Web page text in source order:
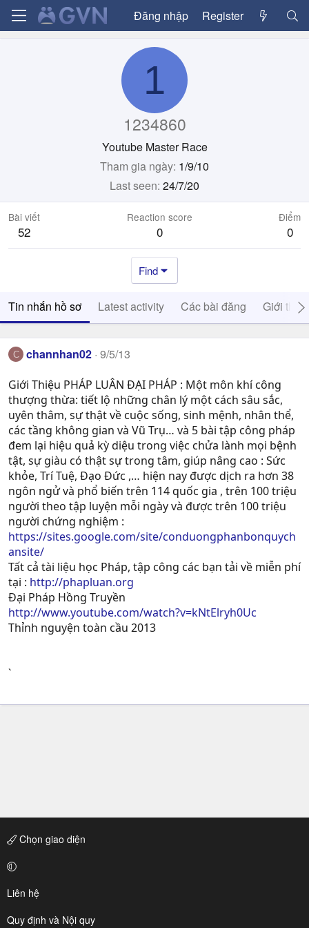
Đăng nhập Register
1
1234860
Youtube Master Race
Tham gia ngày 1/9/10
Last seen 24/7/20
Bài viết
52
Reaction score
0
Điểm
0
Find
Tin nhắn hồ sơ Latest activity Các bài đăng Giới thiệu
C channhan02 9/5/13
Giới Thiệu PHÁP LUÂN ĐẠI PHÁP : Một môn khí công
thượng thừa: tiết lộ những chân lý một cách sâu sắc,
uyên thâm, sự thật về cuộc sống, sinh mệnh, nhân thể,
các tầng không gian và Vũ Trụ… và 5 bài tập công pháp
đem lại hiệu quả kỳ diệu trong việc chửa lành mọi bệnh
tật, sự giàu có thật sự trong tâm, giúp nâng cao : Sức
khỏe, Trí Tuệ, Ðạo Ðức ,… hiện nay được dịch ra hơn 38
ngôn ngử và phổ biến trên 114 quốc gia , trên 100 triệu
người theo tập luyện mỗi ngày và được trên 100 triệu
người chứng nghiệm :
https://sites.google.com/site/conduongphanbonquych
ansite/
Tất cả tài liệu học Pháp, tập công các bạn tải về miễn phí
tại : http://phapluan.org
Đại Pháp Hồng Truyền
http://www.youtube.com/watch?v=kNtElryh0Uc
Thỉnh nguyện toàn cầu 2013
`
Chọn giao diện
Liên hệ
Quy định và Nội quy